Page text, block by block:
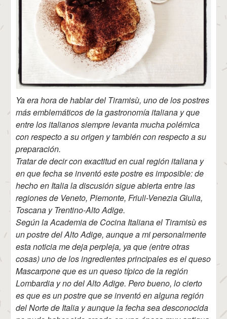
Ya era hora de hablar del Tiramisù, uno de los postres
más emblemáticos de la gastronomía italiana y que
entre los italianos siempre levanta mucha polémica
con respecto a su origen y también con respecto a su
preparación.
Tratar de decir con exactitud en cual región italiana y
en que fecha se inventó este postre es imposible: de
hecho en Italia la discusión sigue abierta entre las
regiones de Veneto, Piemonte, Friuli-Venezia Giulia,
Toscana y Trentino-Alto Adige.
Según la Academia de Cocina Italiana el Tiramisù es
un postre del Alto Adige, aunque a mi personalmente
esta noticia me deja perpleja, ya que (entre otras
cosas) uno de los ingredientes principales es el queso
Mascarpone que es un queso típico de la región
Lombardia y no del Alto Adige. Pero bueno, lo cierto
es que es un postre que se inventó en alguna región
del Norte de Italia y aunque la fecha sea desconocida